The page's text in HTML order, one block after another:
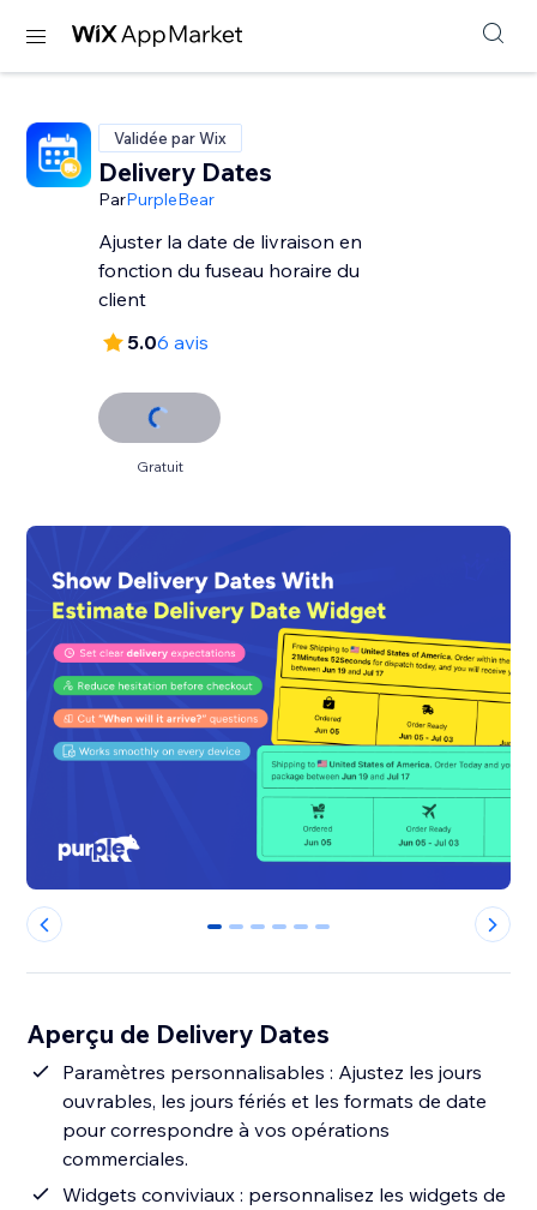
Validée par Wix
Delivery Dates
ParPurpleBear
Ajuster la date de livraison en
fonction du fuseau horaire du
client
5.06 avis
Gratuit
0 1 2 3 4 5
Aperçu de Delivery Dates
Paramètres personnalisables : Ajustez les jours
ouvrables, les jours fériés et les formats de date
pour correspondre à vos opérations
commerciales.
Widgets conviviaux : personnalisez les widgets de